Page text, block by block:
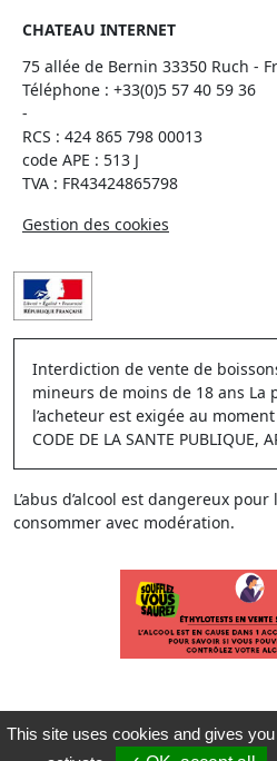
CHATEAU INTERNET
75 allée de Bernin 33350 Ruch -
Téléphone : +33(0)5 57 40 59 36
-
RCS : 424 865 798 00013
code APE : 513 J
TVA : FR43424865798
Gestion des cookies
Interdiction de vente de
mineurs de moins de 18 ans La
l’acheteur est exigée au
CODE DE LA SANTE PUBLIQUE,
L’abus d’alcool est dangereux
consommer avec modération.
This site uses cookies and gives